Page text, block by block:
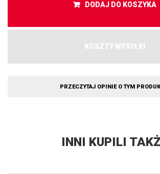
DODAJ DO KOSZYKA
KOSZTY WYSYŁKI
PRZECZYTAJ OPINIE O TYM
INNI KUPILI